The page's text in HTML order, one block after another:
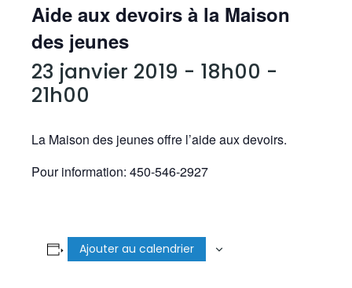
Aide aux devoirs à la Maison
des jeunes
23 janvier 2019 - 18h00 -
21h00
La Maison des jeunes offre l’aide aux devoirs.
Pour information: 450-546-2927
Ajouter au calendrier